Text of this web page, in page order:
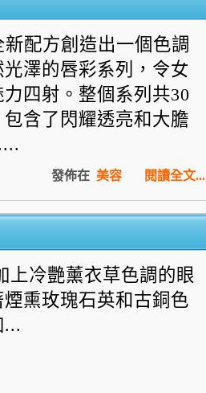
配方創造出一個色調
澤的唇彩系列，令女
四射。整個系列共30
含了閃耀透亮和大膽
閱讀全文...
發佈在 美容
上冷艷薰衣草色調的眼
熏玫瑰石英和古銅色
...